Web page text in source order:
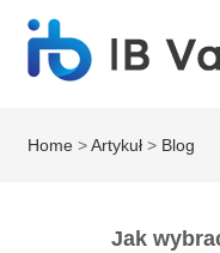
Home >Artykuł > Blog
Jak